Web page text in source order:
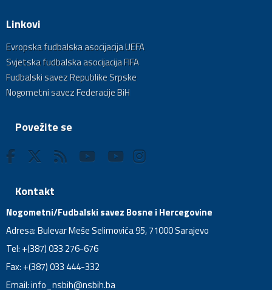
Linkovi
Evropska fudbalska asocijacija UEFA
Svjetska fudbalska asocijacija FIFA
Fudbalski savez Republike Srpske
Nogometni savez Federacije BiH
Povežite se
Kontakt
Nogometni/Fudbalski savez Bosne i Hercegovine
Adresa: Bulevar Meše Selimovića 95, 71000 Sarajevo
Tel: +(387) 033 276-676
Fax: +(387) 033 444-332
Email:info_nsbih@nsbih.ba